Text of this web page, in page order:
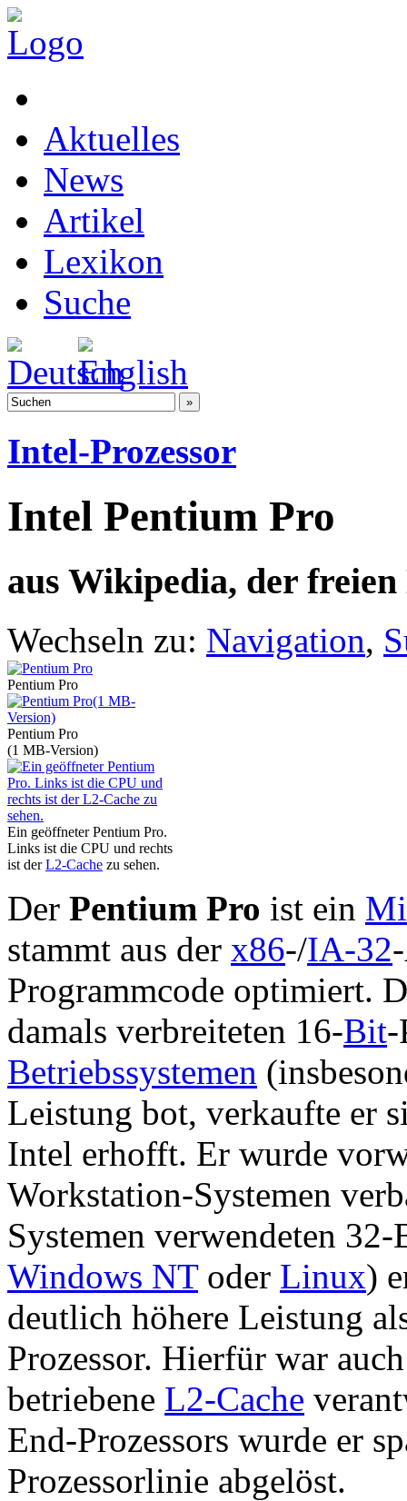
Aktuelles
News
Artikel
Lexikon
Suche
Intel-Prozessor
Intel Pentium Pro
aus Wikipedia, der
Wechseln zu: Navigation,
Pentium Pro
Pentium Pro
(1 MB-Version)
Ein geöffneter Pentium Pro.
Links ist die CPU und rechts
ist derL2-Cache zu sehen.
Der Pentium Pro ist ein
stammt aus der x86-/IA-32
Programmcode optimiert.
damals verbreiteten 16-Bit-
Betriebssystemen
Leistung bot, verkaufte er
Intel erhofft. Er wurde
Workstation-Systemen
Systemen verwendeten
Windows NToder Linux)
deutlich höhere Leistung
Prozessor. Hierfür war
betriebene L2-Cache
End-Prozessors wurde er
Prozessorlinie abgelöst.